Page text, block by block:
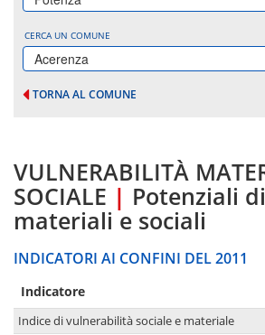
CERCA UN COMUNE
Acerenza
TORNA AL COMUNE
VULNERABILITÀ
SOCIALE | Potenziali
materiali e sociali
INDICATORI AI CONFINI DEL 2011
Indicatore
Indice di vulnerabilità sociale e materiale